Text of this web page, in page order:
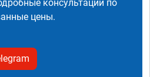
консультации по
цены.